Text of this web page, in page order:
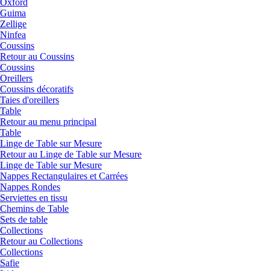
Oxford
Guima
Zellige
Ninfea
Coussins
Retour au Coussins
Coussins
Oreillers
Coussins décoratifs
Taies d'oreillers
Table
Retour au menu principal
Table
Linge de Table sur Mesure
Retour au Linge de Table sur Mesure
Linge de Table sur Mesure
Nappes Rectangulaires et Carrées
Nappes Rondes
Serviettes en tissu
Chemins de Table
Sets de table
Collections
Retour au Collections
Collections
Safie